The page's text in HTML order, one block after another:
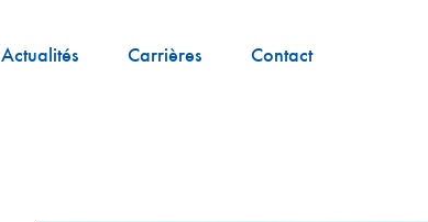
Actualités Carrières Contact